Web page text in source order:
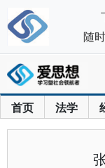
首页 法学
随